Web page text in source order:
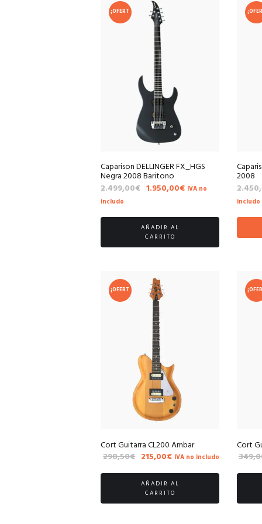
¡OFERT
Caparison DELLINGER FX_HGS
Negra 2008 Baritono
2.499,00€ El
era:
2.499,00€.
1.950,00€ElIVA no
includo
AÑADIR AL
CARRITO
2008
includo
¡OFERT
Cort Guitarra CL200 Ambar
298,50€ El
original
era:
298,50€.
215,00€El
actual
es:
215,00€.
IVA no includo
AÑADIR AL
CARRITO
Cort